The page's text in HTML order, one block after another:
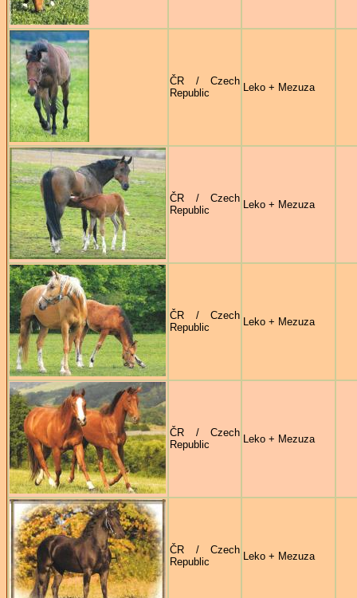
ČR / Czech
Republic
Leko + Mezuza
ČR / Czech
Republic
Leko + Mezuza
ČR / Czech
Republic
Leko + Mezuza
ČR / Czech
Republic
Leko + Mezuza
ČR / Czech
Republic
Leko + Mezuza